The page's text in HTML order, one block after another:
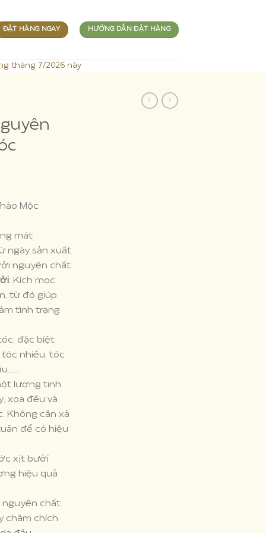
ĐẶT HÀNG NGAY HƯỚNG DẪN ĐẶT HÀNG
tháng 7/2026 này
Mộc
mát
ngày sản xuất
nguyên chất
: Kích mọc
từ đó giúp
tình trạng
đặc biệt
nhiều, tóc
lượng tinh
xoa đều và
Không cần xả
để có hiệu
xịt bưởi
hiệu quả
nguyên chất
châm chích